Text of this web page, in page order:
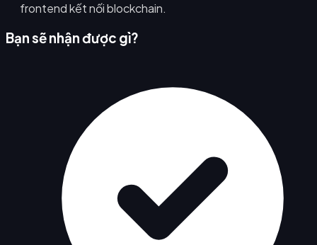
frontend kết nối blockchain.
Bạn sẽ nhận được gì?